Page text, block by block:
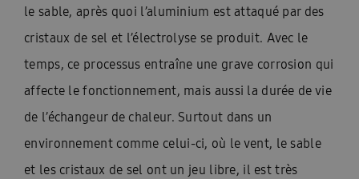
le sable, après quoi l’aluminium est attaqué par des
cristaux de sel et l’électrolyse se produit. Avec le
temps, ce processus entraîne une grave corrosion qui
affecte le fonctionnement, mais aussi la durée de vie
de l’échangeur de chaleur. Surtout dans un
environnement comme celui-ci, où le vent, le sable
et les cristaux de sel ont un jeu libre, il est très